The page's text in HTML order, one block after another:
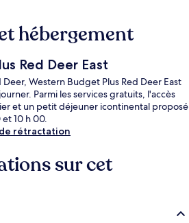
hébergement
Red Deer East
Deer, Western Budget Plus Red Deer East
Parmi les services gratuits, l'accès
et un petit déjeuner icontinental proposé
10 h 00.
rétractation
sur cet